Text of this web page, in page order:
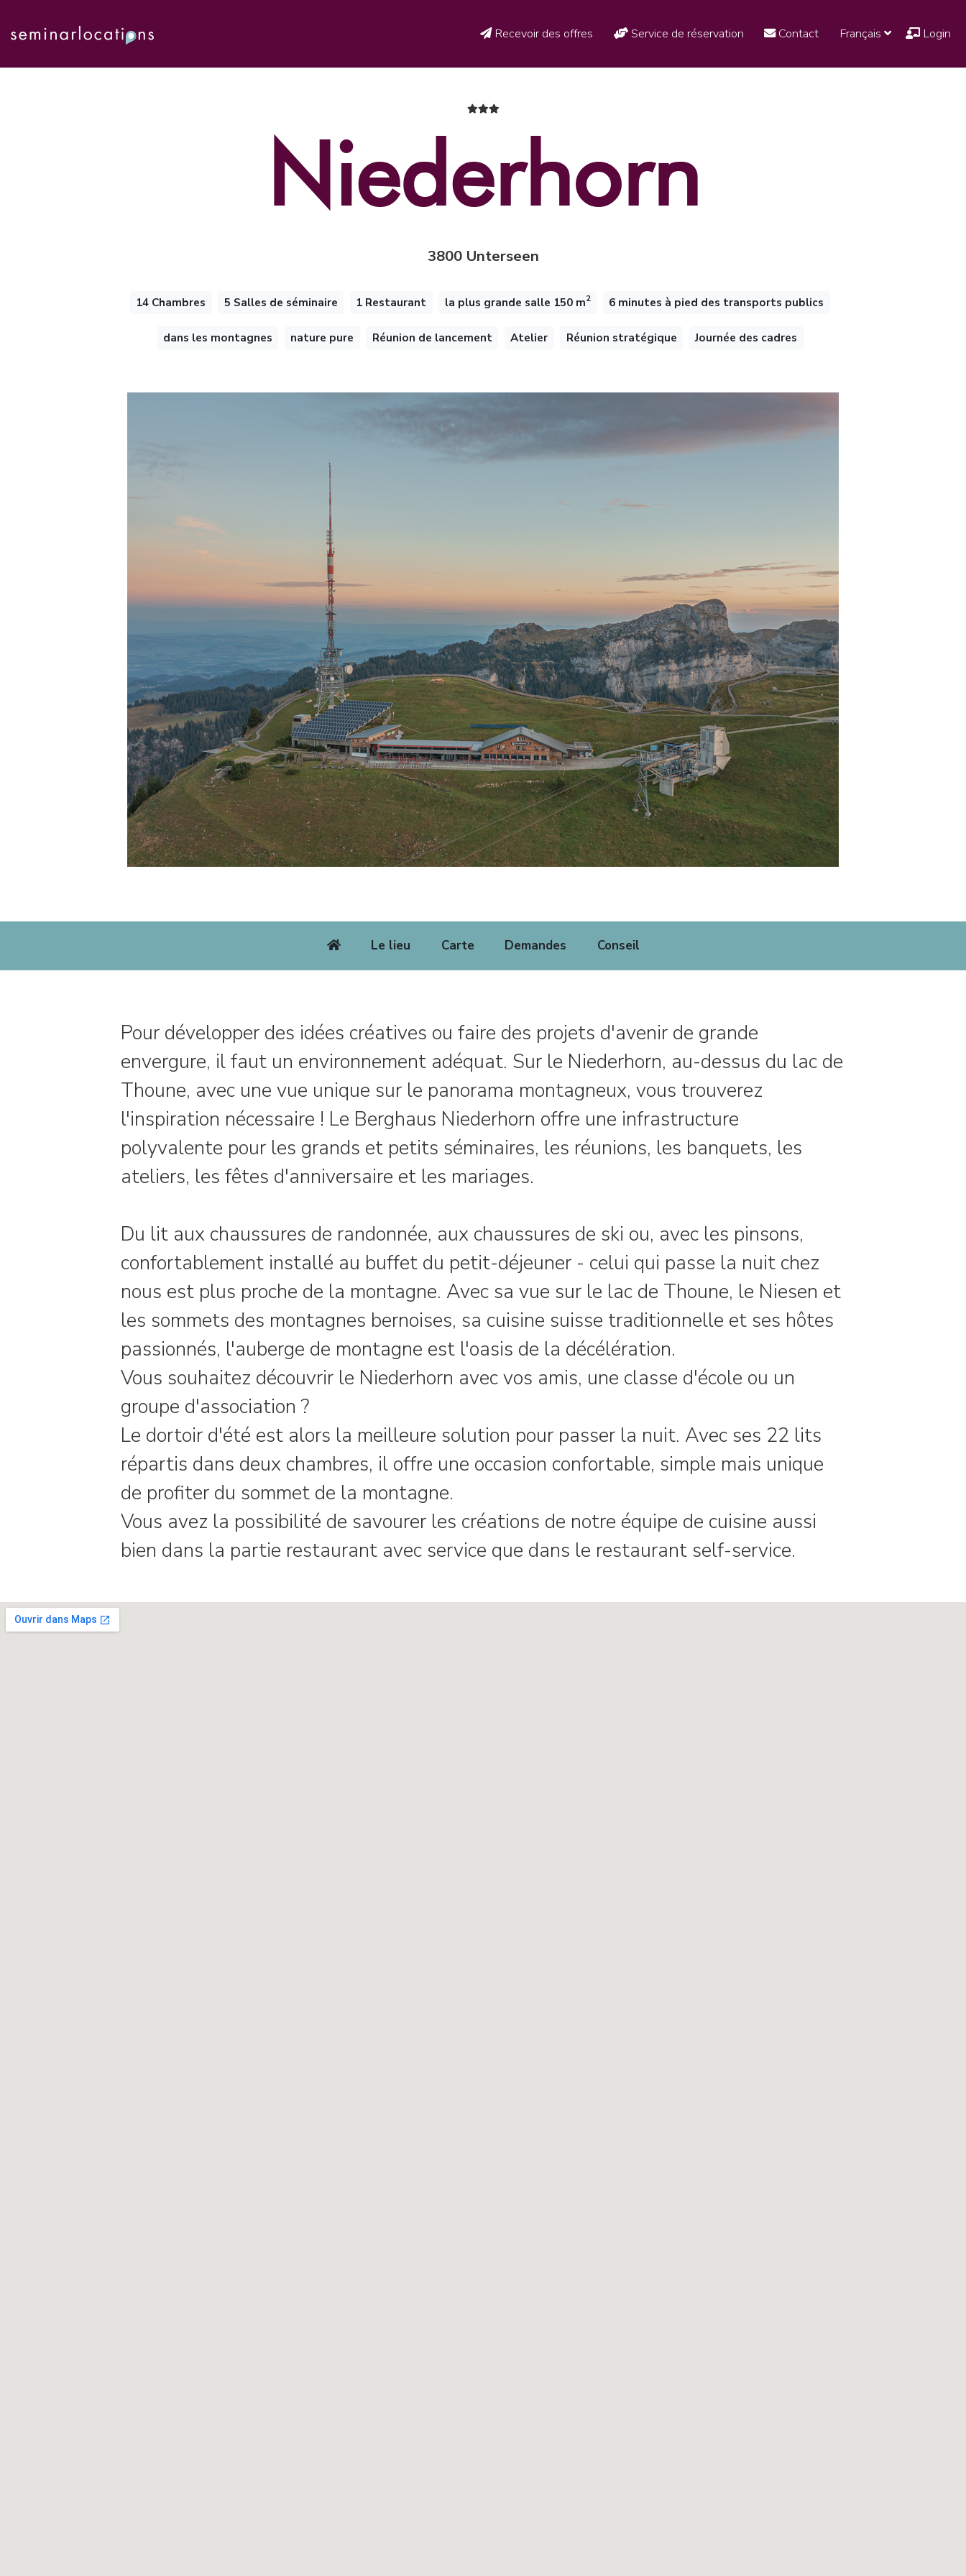
Recevoir des offres Service de réservation Contact Français Login
Niederhorn
3800 Unterseen
14 Chambres 5 Salles de séminaire 1 Restaurant la plus grande salle 150 m2 6 minutes à pied des transports publics
dans les montagnes nature pure Réunion de lancement Atelier Réunion stratégique Journée des cadres
Le lieu Carte Demandes Conseil
Pour développer des idées créatives ou faire des projets d'avenir de grande
envergure, il faut un environnement adéquat. Sur le Niederhorn, au-dessus du lac de
Thoune, avec une vue unique sur le panorama montagneux, vous trouverez
l'inspiration nécessaire ! Le Berghaus Niederhorn offre une infrastructure
polyvalente pour les grands et petits séminaires, les réunions, les banquets, les
ateliers, les fêtes d'anniversaire et les mariages.
Du lit aux chaussures de randonnée, aux chaussures de ski ou, avec les pinsons,
confortablement installé au buffet du petit-déjeuner - celui qui passe la nuit chez
nous est plus proche de la montagne. Avec sa vue sur le lac de Thoune, le Niesen et
les sommets des montagnes bernoises, sa cuisine suisse traditionnelle et ses hôtes
passionnés, l'auberge de montagne est l'oasis de la décélération.
Vous souhaitez découvrir le Niederhorn avec vos amis, une classe d'école ou un
groupe d'association ?
Le dortoir d'été est alors la meilleure solution pour passer la nuit. Avec ses 22 lits
répartis dans deux chambres, il offre une occasion confortable, simple mais unique
de profiter du sommet de la montagne.
Vous avez la possibilité de savourer les créations de notre équipe de cuisine aussi
bien dans la partie restaurant avec service que dans le restaurant self-service.